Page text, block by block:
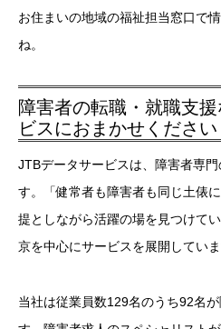
お住まいの地域の福祉担当窓口で
ね。
障害者の転職・就職支
ビスにおまかせください
JTBデータサービスは、障害者専
す。「健常者も障害者も同じ土俵
提としながら活躍の場を見つけて
京を中心にサービスを展開していま
当社は従業員数129名のうち92名